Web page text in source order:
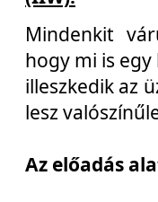
Mindenkit
hogy mi is
illeszkedik az
lesz
Az előadás